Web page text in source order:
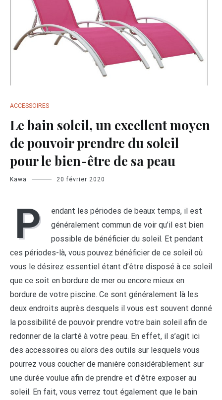
ACCESSOIRES
Le bain soleil, un excellent moyen
de pouvoir prendre du soleil
pour le bien-être de sa peau
Kawa 20 février 2020
P
endant les périodes de beaux temps, il est
généralement commun de voir qu’il est bien
possible de bénéficier du soleil. Et pendant
ces périodes-là, vous pouvez bénéficier de ce soleil où
vous le désirez essentiel étant d’être disposé à ce soleil
que ce soit en bordure de mer ou encore mieux en
bordure de votre piscine. Ce sont généralement là les
deux endroits auprès desquels il vous est souvent donné
la possibilité de pouvoir prendre votre bain soleil afin de
redonner de la clarté à votre peau. En effet, il s’agit ici
des accessoires ou alors des outils sur lesquels vous
pourrez vous coucher de manière considérablement sur
une durée voulue afin de prendre et d’être exposer au
soleil. En fait, vous verrez tout également que le bain